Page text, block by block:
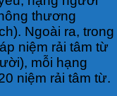
thương
Ngoài ra, trong
niệm rải tâm từ
mỗi hạng
niệm rải tâm từ.